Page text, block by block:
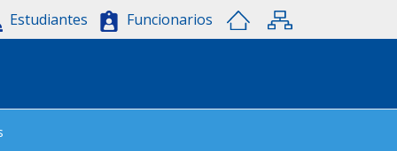
Estudiantes Funcionarios